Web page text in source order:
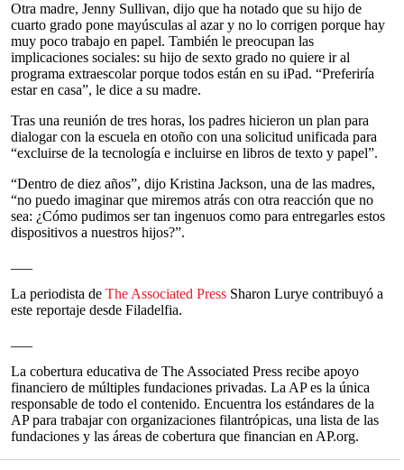
Otra madre, Jenny Sullivan, dijo que ha notado que su hijo de
cuarto grado pone mayúsculas al azar y no lo corrigen porque hay
muy poco trabajo en papel. También le preocupan las
implicaciones sociales: su hijo de sexto grado no quiere ir al
programa extraescolar porque todos están en su iPad. “Preferiría
estar en casa”, le dice a su madre.
Tras una reunión de tres horas, los padres hicieron un plan para
dialogar con la escuela en otoño con una solicitud unificada para
“excluirse de la tecnología e incluirse en libros de texto y papel”.
“Dentro de diez años”, dijo Kristina Jackson, una de las madres,
“no puedo imaginar que miremos atrás con otra reacción que no
sea: ¿Cómo pudimos ser tan ingenuos como para entregarles estos
dispositivos a nuestros hijos?”.
La periodista de The Associated Press Sharon Lurye contribuyó a
este reportaje desde Filadelfia.
La cobertura educativa de The Associated Press recibe apoyo
financiero de múltiples fundaciones privadas. La AP es la única
responsable de todo el contenido. Encuentra los estándares de la
AP para trabajar con organizaciones filantrópicas, una lista de las
fundaciones y las áreas de cobertura que financian en AP.org.